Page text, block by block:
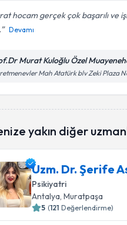
hocam gerçek çok başarılı ve
Devamı
Murat Kuloğlu Özel
Mah Atatürk blv Zeki Plaza
yakın diğer
Uzm. Dr. Şerife
Psikiyatri
Antalya, Muratpaşa
5 (121 Değerlendirme)